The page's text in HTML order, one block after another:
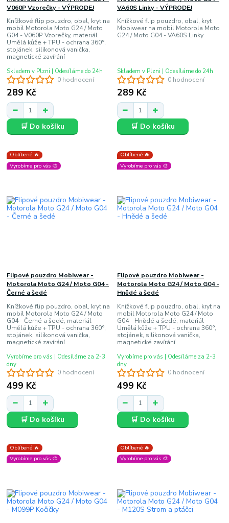
0 hodnocení
V060P Vzorečky - VÝPRODEJ
Knížkové flip pouzdro, obal, kryt na
mobil Motorola Moto G24 / Moto
G04 - V060P Vzorečky, materiál
Umělá kůže + TPU - ochrana 360°,
stojánek, silikonová vanička,
magnetické zavírání
289 Kč
Skladem v Plzni | Odesíláme do 24h
🛒 Do košíku
0 hodnocení
VA60S Linky - VÝPRODEJ
Knížkové flip pouzdro, obal, kryt
Mobiwear na mobil Motorola Moto
G24 / Moto G04 - VA60S Linky
289 Kč
Skladem v Plzni | Odesíláme do 24h
🛒 Do košíku
Oblíbené 🔥
Vyrobíme pro vás 🎨
0 hodnocení
Flipové pouzdro Mobiwear -
Motorola Moto G24 / Moto G04 -
Černé a šedé
Knížkové flip pouzdro, obal, kryt na
mobil Motorola Moto G24 / Moto
G04 - Černé a šedé, materiál
Umělá kůže + TPU - ochrana 360°,
stojánek, silikonová vanička,
magnetické zavírání
499 Kč
Vyrobíme pro vás | Odesíláme za 2-3
dny
🛒 Do košíku
Oblíbené 🔥
Vyrobíme pro vás 🎨
0 hodnocení
Flipové pouzdro Mobiwear -
Motorola Moto G24 / Moto G04 -
Hnědé a šedé
Knížkové flip pouzdro, obal, kryt na
mobil Motorola Moto G24 / Moto
G04 - Hnědé a šedé, materiál
Umělá kůže + TPU - ochrana 360°,
stojánek, silikonová vanička,
magnetické zavírání
499 Kč
Vyrobíme pro vás | Odesíláme za 2-3
dny
🛒 Do košíku
Oblíbené 🔥
Vyrobíme pro vás 🎨
Oblíbené 🔥
Vyrobíme pro vás 🎨